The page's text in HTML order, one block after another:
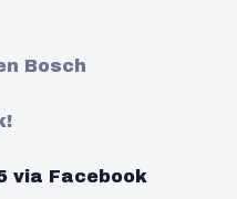
Bosch
via Facebook